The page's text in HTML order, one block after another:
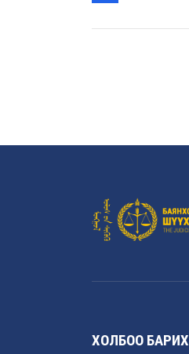
ХОЛБОО БАРИХ